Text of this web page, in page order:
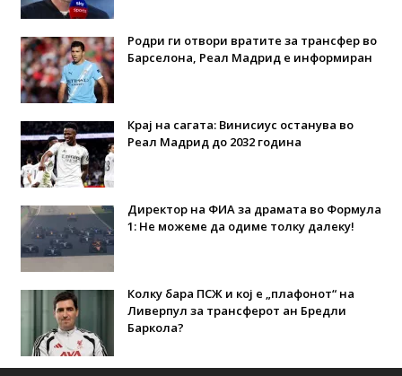
Родри ги отвори вратите за трансфер во
Барселона, Реал Мадрид е информиран
Крај на сагата: Винисиус останува во
Реал Мадрид до 2032 година
Директор на ФИА за драмата во Формула
1: Не можеме да одиме толку далеку!
Колку бара ПСЖ и кој е „плафонот“ на
Ливерпул за трансферот ан Бредли
Баркола?